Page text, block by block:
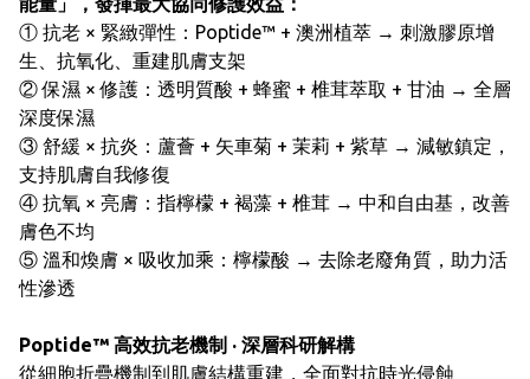
① 抗老 × 緊緻彈性：Poptide™ + 澳洲植萃 → 刺激膠原增
生、抗氧化、重建肌膚支架
② 保濕 × 修護：透明質酸 + 蜂蜜 + 椎茸萃取 + 甘油 → 全層
深度保濕
③ 舒緩 × 抗炎：蘆薈 + 矢車菊 + 茉莉 + 紫草 → 減敏鎮定，
支持肌膚自我修復
④ 抗氧 × 亮膚：指檸檬 + 褐藻 + 椎茸 → 中和自由基，改善
膚色不均
⑤ 溫和煥膚 × 吸收加乘：檸檬酸 → 去除老廢角質，助力活
性滲透
Poptide™ 高效抗老機制 · 深層科研解構
從細胞折疊機制到肌膚結構重建，全面對抗時光侵蝕